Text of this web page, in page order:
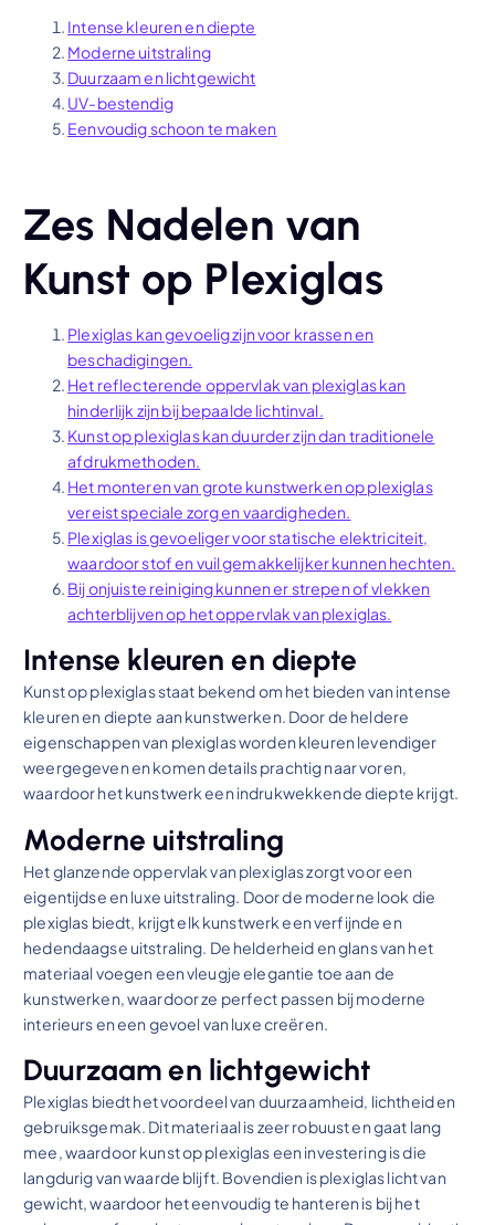
Intense kleuren en diepte
Moderne uitstraling
Duurzaam en lichtgewicht
UV-bestendig
Eenvoudig schoon te maken
Zes Nadelen van
Kunst op Plexiglas
Plexiglas kan gevoelig zijn voor krassen en
beschadigingen.
Het reflecterende oppervlak van plexiglas kan
hinderlijk zijn bij bepaalde lichtinval.
Kunst op plexiglas kan duurder zijn dan traditionele
afdrukmethoden.
Het monteren van grote kunstwerken op plexiglas
vereist speciale zorg en vaardigheden.
Plexiglas is gevoeliger voor statische elektriciteit,
waardoor stof en vuil gemakkelijker kunnen hechten.
Bij onjuiste reiniging kunnen er strepen of vlekken
achterblijven op het oppervlak van plexiglas.
Intense kleuren en diepte
Kunst op plexiglas staat bekend om het bieden van intense
kleuren en diepte aan kunstwerken. Door de heldere
eigenschappen van plexiglas worden kleuren levendiger
weergegeven en komen details prachtig naar voren,
waardoor het kunstwerk een indrukwekkende diepte krijgt.
Moderne uitstraling
Het glanzende oppervlak van plexiglas zorgt voor een
eigentijdse en luxe uitstraling. Door de moderne look die
plexiglas biedt, krijgt elk kunstwerk een verfijnde en
hedendaagse uitstraling. De helderheid en glans van het
materiaal voegen een vleugje elegantie toe aan de
kunstwerken, waardoor ze perfect passen bij moderne
interieurs en een gevoel van luxe creëren.
Duurzaam en lichtgewicht
Plexiglas biedt het voordeel van duurzaamheid, lichtheid en
gebruiksgemak. Dit materiaal is zeer robuust en gaat lang
mee, waardoor kunst op plexiglas een investering is die
langdurig van waarde blijft. Bovendien is plexiglas licht van
gewicht, waardoor het eenvoudig te hanteren is bij het